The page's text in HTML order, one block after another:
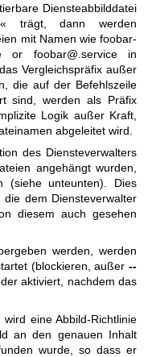
Diensteabbilddatei
trägt, dann werden
mit Namen wie foobar-
or foobar@.service in
Vergleichspräfix außer
die auf der Befehlszeile
sind, werden als Präfix
Logik außer Kraft,
abgeleitet wird.
des Diensteverwalters
angehängt wurden,
(siehe unteunten). Dies
dem Diensteverwalter
diesem auch gesehen
werden, werden
(blockieren, außer --
aktiviert, nachdem das
eine Abbild-Richtlinie
an den genauen Inhalt
wurde, so dass er